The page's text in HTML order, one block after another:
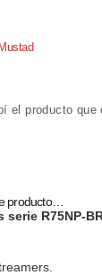
el producto que
producto…
R75NP-